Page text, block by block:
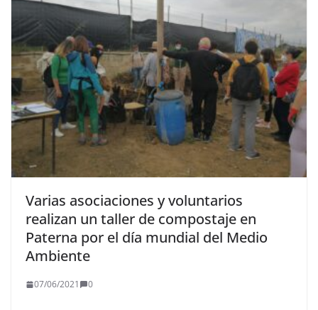
Varias asociaciones y voluntarios
realizan un taller de compostaje en
Paterna por el día mundial del Medio
Ambiente
07/06/2021 0